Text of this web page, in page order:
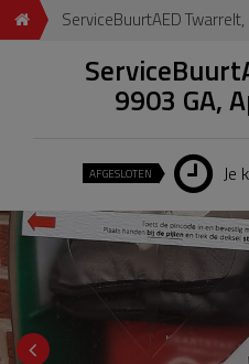
ServiceBuurtAED
9903 GA,
AFGESLOTEN Je